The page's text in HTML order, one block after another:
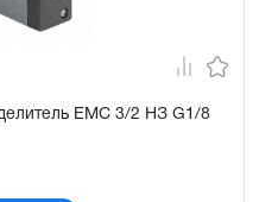
EMC 3/2 НЗ G1/8